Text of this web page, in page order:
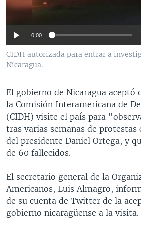
VENEZUELA
BRASIL
NICARAGUA
ECONOMÍA
ENTRETENIMIENTO Y CULTURA
TECNOLOGÍA
DEPORTES
MULTIMEDIA
VIDEOS
FOTOGRAFÍA
AUDIOS
PROGRAMAS TV
EL MUNDO AL DÍA
FORO INTERAMERICANO
LAS CLAVES
PANORAMA
RADIO
AVANCE INFORMATIVO
BUENOS DÍAS AMÉRICA
ESTADOS UNIDOS AL DÍA
EL MUNDO AL DÍA [RADIO]
FORO [RADIO]
NOTA ECONÓMICA
DIRECT
Learning English
Idiomas
0:00
CIDH autorizada para entrar a
Nicaragua.
El gobierno de Nicaragua aceptó
la Comisión Interamericana de
(CIDH) visite el país para
tras varias semanas de
del presidente Daniel Ortega, y
de 60 fallecidos.
El secretario general de la
Americanos, Luis Almagro,
de su cuenta de Twitter de la
gobierno nicaragüense a la visita.